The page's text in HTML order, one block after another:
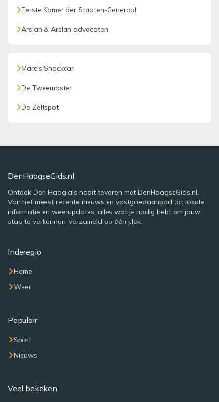
Eerste Kamer der Staaten-Generaal
Arslan & Arslan advocaten
Marc's Snackcar
De Tweemaster
De Zelfspot
DenHaagseGids.nl
Ontdek Den Haag als nooit tevoren met DenHaagseGids.nl.
Van het meest recente nieuws en vastgoedaanbod tot lokale
informatie en weerupdates, alles wat je nodig hebt om jouw
stad te verkennen, verzameld op één plek.
Inderegio
Home
Weer
Populair
Sport
Nieuws
Veel bekeken